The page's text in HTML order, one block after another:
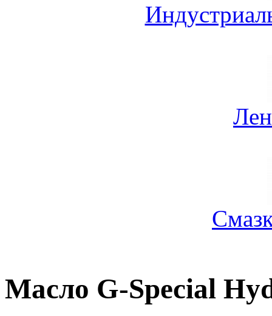
Масло G-Special